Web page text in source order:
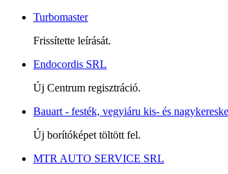
Turbomaster
Frissítette leírását.
Endocordis SRL
Új Centrum regisztráció.
Bauart - festék, vegyiáru kis- és
Új borítóképet töltött fel.
MTR AUTO SERVICE SRL